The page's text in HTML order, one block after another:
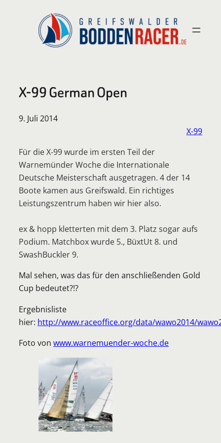
X-99 German Open
9. Juli 2014
X-99
Für die X-99 wurde im ersten Teil der
Warnemünder Woche die Internationale
Deutsche Meisterschaft ausgetragen. 4 der 14
Boote kamen aus Greifswald. Ein richtiges
Leistungszentrum haben wir hier also.
ex & hopp kletterten mit dem 3. Platz sogar aufs
Podium. Matchbox wurde 5., BüxtUt 8. und
SwashBuckler 9.
Mal sehen, was das für den anschließenden Gold
Cup bedeutet?!?
Ergebnisliste
hier: http://www.raceoffice.org/data/wawo2014/
Foto von www.warnemuender-woche.de